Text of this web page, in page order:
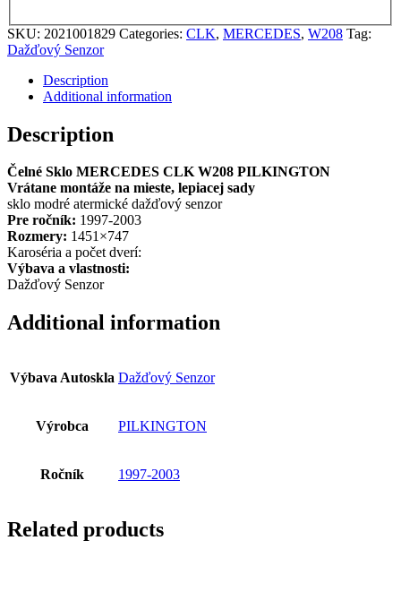
SKU: 2021001829 Categories: CLK, MERCEDES, W208 Tag:
Dažďový Senzor
Description
Additional information
Description
Čelné Sklo MERCEDES CLK W208 PILKINGTON
Vrátane montáže na mieste, lepiacej sady
sklo modré atermické dažďový senzor
Pre ročník: 1997-2003
Rozmery: 1451×747
Karoséria a počet dverí:
Výbava a vlastnosti:
Dažďový Senzor
Additional information
Výbava Autoskla Dažďový Senzor
Výrobca PILKINGTON
Ročník 1997-2003
Related products